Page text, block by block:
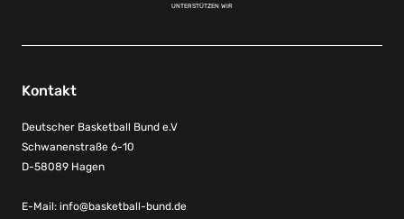
UNTERSTÜTZEN WIR
Kontakt
Deutscher Basketball Bund e.V
Schwanenstraße 6-10
D-58089 Hagen
E-Mail: info@basketball-bund.de